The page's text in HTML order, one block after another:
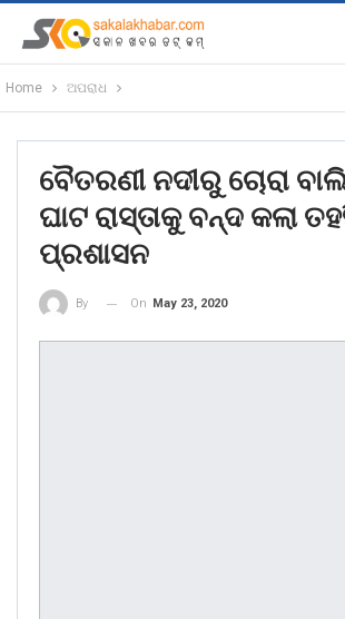
Home ଅପରାଧ
ବୈତରଣୀ ନଦୀରୁ ଚୋରା
ଘାଟ ରାସ୍ତାକୁ ବନ୍ଦ କଲା
ପ୍ରଶାସନ
By On May 23, 2020